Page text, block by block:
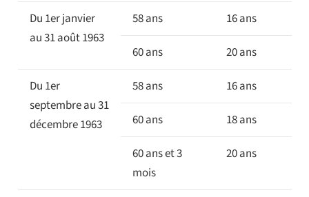
Du 1er janvier
au 31 août 1963
58 ans 16 ans
60 ans 20 ans
Du 1er
septembre au 31
décembre 1963
58 ans 16 ans
60 ans 18 ans
60 ans et 3
mois
20 ans